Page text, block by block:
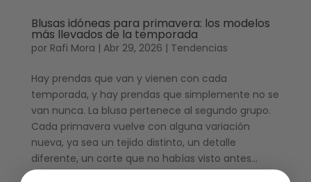
Blusas idóneas para primavera: los modelos
más llevados de la temporada
por Rafi Mora | Abr 29, 2026 | Tendencias
Hay prendas que van y vienen con cada
temporada, y hay prendas que simplemente no se
van nunca. La blusa pertenece al segundo grupo.
Cada primavera vuelve con alguna variación
nueva, ya sea un tejido distinto, un detalle
diferente, un corte que no habías visto antes...